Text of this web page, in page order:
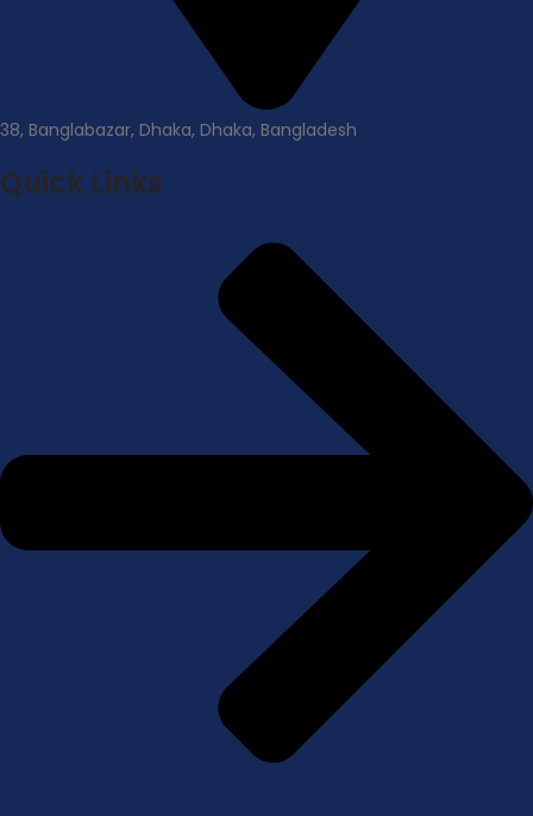
38, Banglabazar, Dhaka, Dhaka, Bangladesh
Quick Links